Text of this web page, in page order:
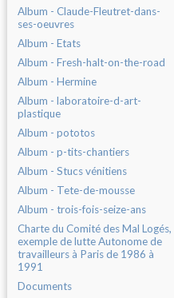
Album - Claude-Fleutret-dans-
ses-oeuvres
Album - Etats
Album - Fresh-halt-on-the-road
Album - Hermine
Album - laboratoire-d-art-
plastique
Album - pototos
Album - p-tits-chantiers
Album - Stucs vénitiens
Album - Tete-de-mousse
Album - trois-fois-seize-ans
Charte du Comité des Mal Logés,
exemple de lutte Autonome de
travailleurs à Paris de 1986 à
1991
Documents